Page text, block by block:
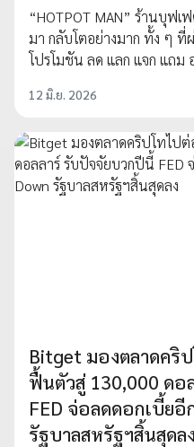
“HOTPOT MAN” ร้านบุฟ
มา กลับโตอย่างมาก ทั้ง ๆ
โปรโมชัน ลด แลก แจก แถม อ
12 มิ.ย. 2026
Bitget มองตลาดคริ
ฟื้นตัวสู่ 130,000 ดอ
FED จ่อลดดอกเบี้ยอี
รัฐบาลสหรัฐฯสิ้นสุดลง